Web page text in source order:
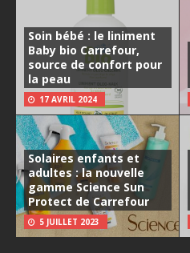
Soin bébé : le liniment
Baby bio Carrefour,
source de confort pour
la peau
17 AVRIL 2024
Solaires enfants et
adultes : la nouvelle
gamme Science Sun
Protect de Carrefour
5 JUILLET 2023